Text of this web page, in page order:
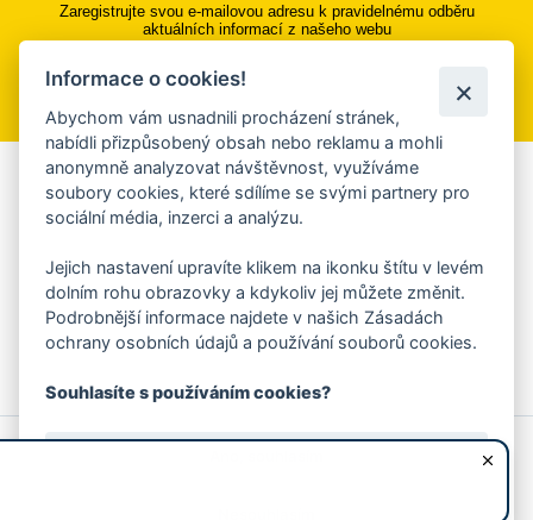
Zaregistrujte svou e-mailovou adresu k pravidelnému odběru
aktuálních informací z našeho webu
Přihlásit se k odběru
Aplikace Mobilní rozhlas
Chcete dostávat do svého mobilu či mailu upozornění na
ankety, pozvánky na kulturní a sportovní akce?
Více informací o aplikaci
© 2026 Magistrát města Zlína
Prohlášení o používání cookies
Informace o cookies!
Abychom vám usnadnili procházení stránek,
nabídli přizpůsobený obsah nebo reklamu a mohli
anonymně analyzovat návštěvnost, využíváme
soubory cookies, které sdílíme se svými partnery pro
sociální média, inzerci a analýzu.
Jejich nastavení upravíte klikem na ikonku štítu v levém
dolním rohu obrazovky a kdykoliv jej můžete změnit.
Podrobnější informace najdete v našich Zásadách
ochrany osobních údajů a používání souborů cookies.
Souhlasíte s používáním cookies?